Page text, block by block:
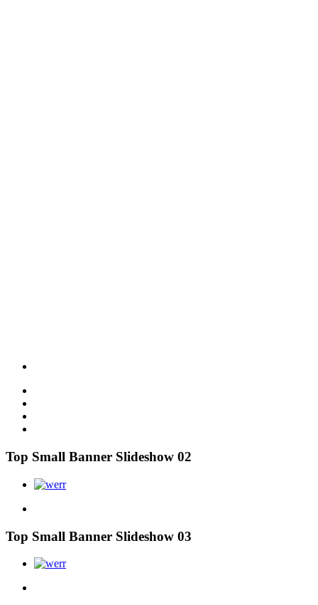
Top Small Banner Slideshow 02
Top Small Banner Slideshow 03